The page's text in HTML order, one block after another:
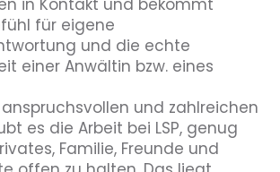
für eigene
und die echte
einer Anwältin bzw. eines
und zahlreichen
es die Arbeit bei LSP, genug
Familie, Freunde und